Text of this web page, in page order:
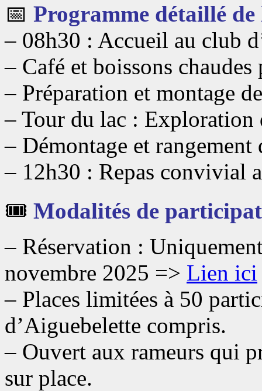
📅 Programme détaillé
– 08h30 : Accueil au club
– Café et boissons
– Préparation et montage
– Tour du lac : Exploration
– Démontage et rangement
– 12h30 : Repas convivial
🎟️ Modalités de
– Réservation :
novembre 2025 => Lien ici
– Places limitées à 50
d’Aiguebelette compris.
– Ouvert aux rameurs qui
sur place.